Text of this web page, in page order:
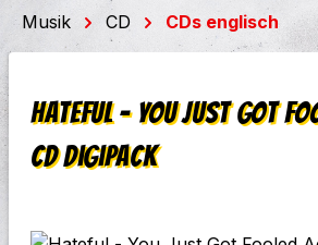
Zum Hauptinhalt springen
Musik CD CDs englisch
Hateful - You Just Got
CD DigiPack